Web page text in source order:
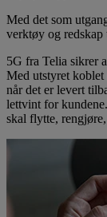
Med det som
verktøy og redskap
5G fra Telia sikrer
Med utstyret koblet
når det er levert
lettvint for
skal flytte,